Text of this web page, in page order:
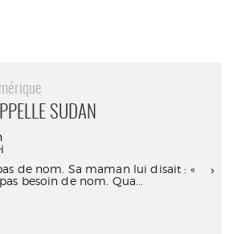
SUDAN
de nom. Sa maman lui disait : «
besoin de nom. Qua...